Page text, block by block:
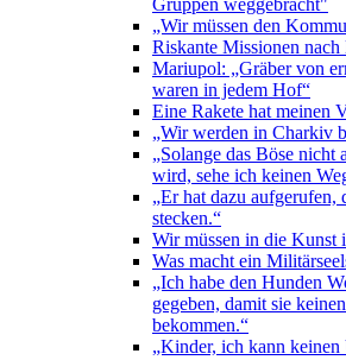
Gruppen weggebracht"
„Wir müssen den
Riskante Missionen
Mariupol: „Gräber von
waren in jedem Hof“
Eine Rakete hat meinen
„Wir werden in Charkiv
„Solange das Böse nicht
wird, sehe ich keinen
„Er hat dazu
stecken.“
Wir müssen in die Kunst
Was macht ein
„Ich habe den Hunden
gegeben, damit sie
bekommen.“
„Kinder, ich kann